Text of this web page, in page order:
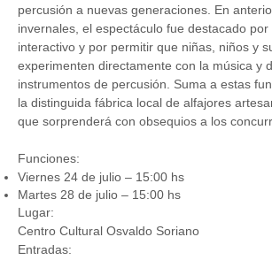
percusión a nuevas generaciones. En
invernales, el espectáculo fue destacado
interactivo y por permitir que niñas, niños y
experimenten directamente con la música y
instrumentos de percusión. Suma a estas
la distinguida fábrica local de alfajores
que sorprenderá con obsequios a los
Funciones:
Viernes 24 de julio – 15:00 hs
Martes 28 de julio – 15:00 hs
Lugar:
Centro Cultural Osvaldo Soriano
Entradas: